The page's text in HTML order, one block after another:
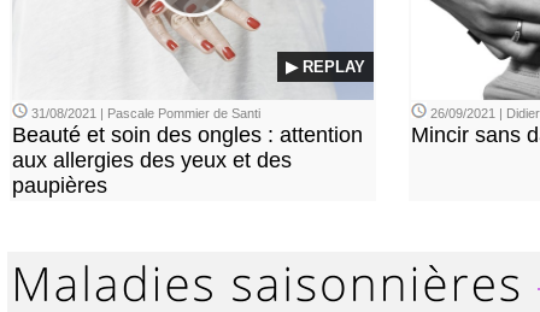
▶ REPLAY
31/08/2021 | Pascale Pommier de Santi
Beauté et soin des ongles : attention
aux allergies des yeux et des
paupières
26/09/2021 |
Mincir sans